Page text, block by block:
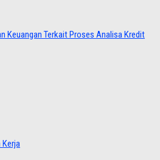
Keuangan Terkait Proses Analisa Kredit
Kerja